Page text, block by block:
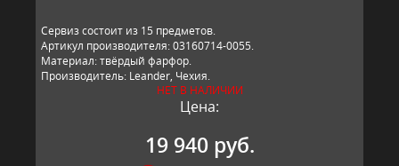
Сервиз состоит из 15 предметов.
Артикул производителя: 03160714-0055.
Материал: твёрдый фарфор.
Производитель: Leander, Чехия.
НЕТ В НАЛИЧИИ
Цена:
19 940 руб.